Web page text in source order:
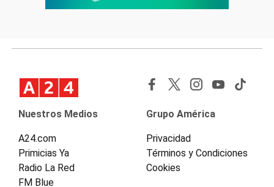
Nuestros Medios
A24.com
Primicias Ya
Radio La Red
FM Blue
Grupo América
Privacidad
Términos y Condiciones
Cookies